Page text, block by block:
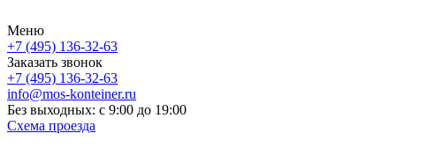
Меню
+7 (495) 136-32-63
Заказать звонок
+7 (495) 136-32-63
info@mos-konteiner.ru
Без выходных: с 9:00 до 19:00
Схема проезда